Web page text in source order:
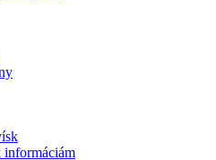
informáciám